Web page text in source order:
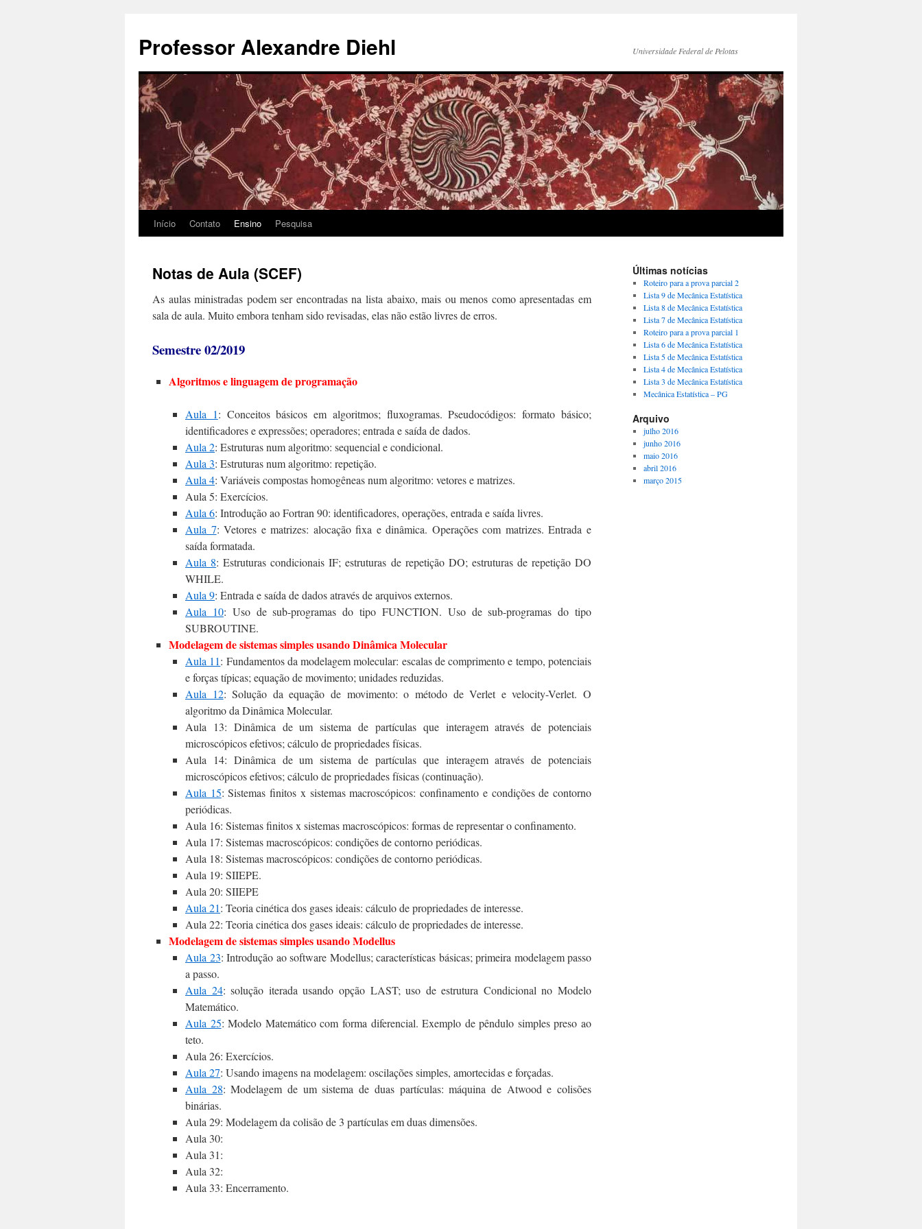
conteúdo
Professor Alexandre Diehl Universidade Federal de Pelotas
Início Contato Ensino Pesquisa
Notas de Aula (SCEF)
As aulas ministradas podem ser encontradas na lista abaixo, mais ou menos como apresentadas em
sala de aula. Muito embora tenham sido revisadas, elas não estão livres de erros.
Semestre 02/2019
Algoritmos e linguagem de programação
Aula 1: Conceitos básicos em algoritmos; fluxogramas. Pseudocódigos: formato básico;
identificadores e expressões; operadores; entrada e saída de dados.
Aula 2: Estruturas num algoritmo: sequencial e condicional.
Aula 3: Estruturas num algoritmo: repetição.
Aula 4: Variáveis compostas homogêneas num algoritmo: vetores e matrizes.
Aula 5: Exercícios.
Aula 6: Introdução ao Fortran 90: identificadores, operações, entrada e saída livres.
Aula 7: Vetores e matrizes: alocação fixa e dinâmica. Operações com matrizes. Entrada e
saída formatada.
Aula 8: Estruturas condicionais IF; estruturas de repetição DO; estruturas de repetição DO
WHILE.
Aula 9: Entrada e saída de dados através de arquivos externos.
Aula 10: Uso de sub-programas do tipo FUNCTION. Uso de sub-programas do tipo
SUBROUTINE.
Modelagem de sistemas simples usando Dinâmica Molecular
Aula 11: Fundamentos da modelagem molecular: escalas de comprimento e tempo, potenciais
e forças típicas; equação de movimento; unidades reduzidas.
Aula 12: Solução da equação de movimento: o método de Verlet e velocity-Verlet. O
algoritmo da Dinâmica Molecular.
Aula 13: Dinâmica de um sistema de partículas que interagem através de potenciais
microscópicos efetivos; cálculo de propriedades físicas.
Aula 14: Dinâmica de um sistema de partículas que interagem através de potenciais
microscópicos efetivos; cálculo de propriedades físicas (continuação).
Aula 15: Sistemas finitos x sistemas macroscópicos: confinamento e condições de contorno
periódicas.
Aula 16: Sistemas finitos x sistemas macroscópicos: formas de representar o confinamento.
Aula 17: Sistemas macroscópicos: condições de contorno periódicas.
Aula 18: Sistemas macroscópicos: condições de contorno periódicas.
Aula 19: SIIEPE.
Aula 20: SIIEPE
Aula 21: Teoria cinética dos gases ideais: cálculo de propriedades de interesse.
Aula 22: Teoria cinética dos gases ideais: cálculo de propriedades de interesse.
Modelagem de sistemas simples usando Modellus
Aula 23: Introdução ao software Modellus; características básicas; primeira modelagem passo
a passo.
Aula 24: solução iterada usando opção LAST; uso de estrutura Condicional no Modelo
Matemático.
Aula 25: Modelo Matemático com forma diferencial. Exemplo de pêndulo simples preso ao
teto.
Aula 26: Exercícios.
Aula 27: Usando imagens na modelagem: oscilações simples, amortecidas e forçadas.
Aula 28: Modelagem de um sistema de duas partículas: máquina de Atwood e colisões
binárias.
Aula 29: Modelagem da colisão de 3 partículas em duas dimensões.
Aula 30:
Aula 31:
Aula 32:
Aula 33: Encerramento.
Últimas notícias
Roteiro para a prova parcial 2
Lista 9 de Mecânica Estatística
Lista 8 de Mecânica Estatística
Lista 7 de Mecânica Estatística
Roteiro para a prova parcial 1
Lista 6 de Mecânica Estatística
Lista 5 de Mecânica Estatística
Lista 4 de Mecânica Estatística
Lista 3 de Mecânica Estatística
Mecânica Estatística – PG
Arquivo
julho 2016
junho 2016
maio 2016
abril 2016
março 2015